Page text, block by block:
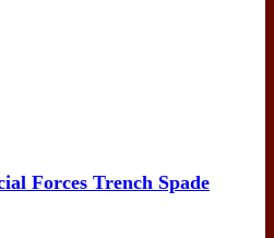
Forces Trench Spade